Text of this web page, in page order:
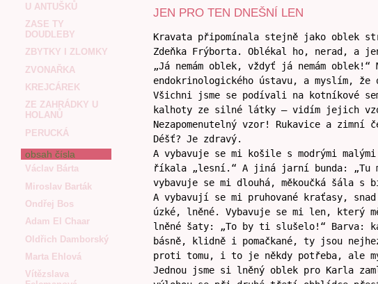
U ANTUŠKŮ
ZASE TY
DOUDLEBY
ZBYTKY I ZLOMKY
ZVONAŘKA
KREJCÁREK
ZE ZAHRÁDKY U
HOLANŮ
PERUCKÁ
obsah čísla
Václav Bárta
Miroslav Barták
Ondřej Bos
Adam El Chaar
Oldřich Damborský
Marta Ehlová
Vítězslava
JEN PRO TEN DNEŠNÍ LEN
Kravata připomínala stejně jako oblek
Zdeňka Frýborta. Oblékal ho, nerad, a
„Já nemám oblek, vždyť já nemám
endokrinologického ústavu, a myslím, že
Všichni jsme se podívali na kotníkové
kalhoty ze silné látky – vidím jejich
Nezapomenutelný vzor! Rukavice a
Déšť? Je zdravý.
A vybavuje se mi košile s modrými
říkala „lesní.“ A jiná jarní bunda: „Tu
vybavuje se mi dlouhá, měkoučká šála s
A vybavují se mi pruhované kraťasy,
úzké, lněné. Vybavuje se mi len, který
lněné šaty: „To by ti slušelo!“ Barva:
básně, klidně i pomačkané, ty jsou
proti tomu, i to je někdy potřeba, ale
Jednou jsme si lněný oblek pro Karla